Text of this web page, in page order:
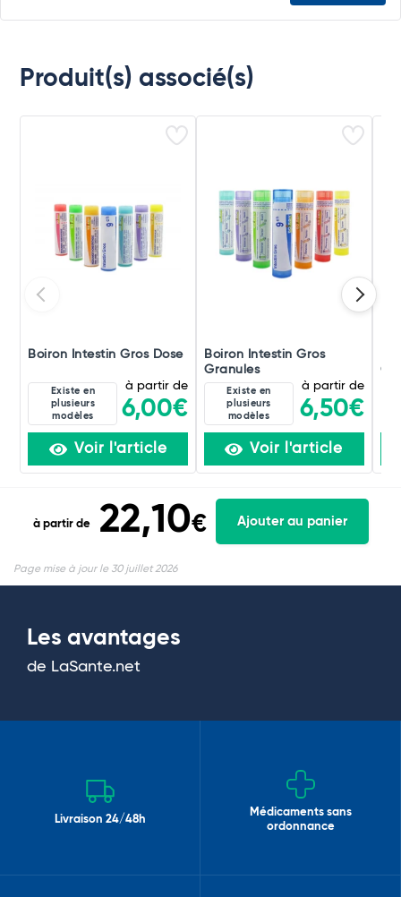
Produit(s) associé(s)
Boiron Intestin Gros Dose
Existe en
plusieurs
modèles
à partir de
6,00€
Voir l'article
Boiron Intestin Gros
Granules
Existe en
plusieurs
modèles
à partir de
6,50€
Voir l'article
à partir de 22,10€ Ajouter au panier
Page mise à jour le 30 juillet 2026
Les avantages
de LaSante.net
Livraison 24/48h
Médicaments sans
ordonnance